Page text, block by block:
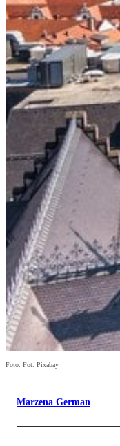
Foto: Fot. Pixabay
Marzena German